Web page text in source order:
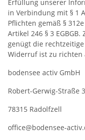
Erfüllung unserer
in Verbindung mit § 1
Pflichten gemäß §
Artikel 246 § 3
genügt die
Widerruf ist zu richten
bodensee activ GmbH
Robert-Gerwig-Straße
78315 Radolfzell
office@bodensee-